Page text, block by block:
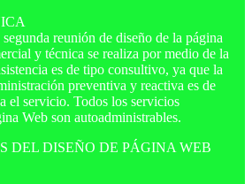
reunión de diseño de la página
y técnica se realiza por medio de la
es de tipo consultivo, ya que la
preventiva y reactiva es de
el servicio. Todos los servicios
Web son autoadministrables.
DEL DISEÑO DE PÁGINA WEB